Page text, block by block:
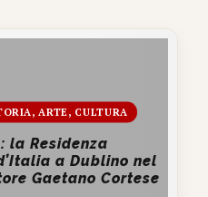
ARTE, CULTURA
la Residenza
a Dublino nel
Gaetano Cortese